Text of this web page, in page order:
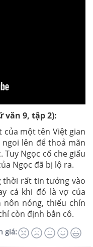
văn 9, tập 2):
của một tên Việt gian
lên để thoả mãn
Ngọc cố che giấu
Ngọc đã bị lộ ra.
thời rất tin tưởng vào
cả khi đó là vợ của
nôn nóng, thiếu chín
còn định bắn cô.
giá: